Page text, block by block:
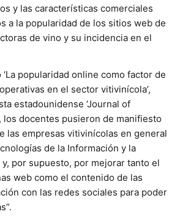
y las características comerciales
a la popularidad de los sitios web de
de vino y su incidencia en el
popularidad online como factor de
en el sector vitivinícola’,
estadounidense ‘Journal of
los docentes pusieron de manifiesto
las empresas vitivinícolas en general
de la Información y la
por supuesto, por mejorar tanto el
web como el contenido de las
con las redes sociales para poder